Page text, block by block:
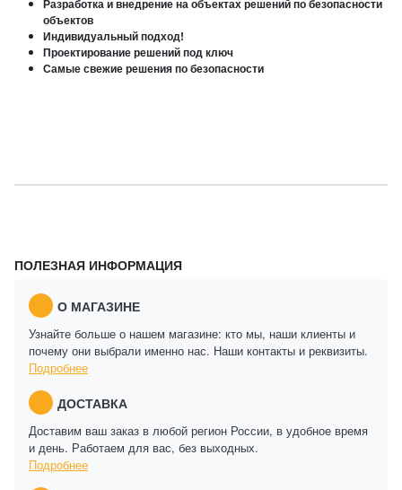
Разработка и внедрение на объектах решений по безопасности
объектов
Индивидуальный подход!
Проектирование решений под ключ
Самые свежие решения по безопасности
ПОЛЕЗНАЯ ИНФОРМАЦИЯ
О МАГАЗИНЕ
Узнайте больше о нашем магазине: кто мы, наши клиенты и
почему они выбрали именно нас. Наши контакты и реквизиты.
Подробнее
ДОСТАВКА
Доставим ваш заказ в любой регион России, в удобное время
и день. Работаем для вас, без выходных.
Подробнее